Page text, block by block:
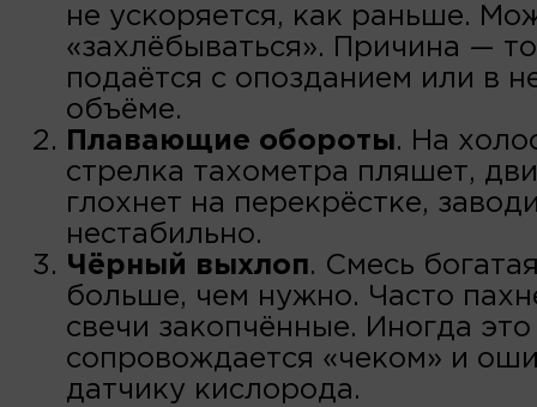
не ускоряется, как раньше.
«захлёбываться». Причина —
подаётся с опозданием или в
объёме.
Плавающие обороты. На
стрелка тахометра пляшет,
глохнет на перекрёстке,
нестабильно.
Чёрный выхлоп. Смесь
больше, чем нужно. Часто
свечи закопчённые. Иногда это
сопровождается «чеком» и
датчику кислорода.